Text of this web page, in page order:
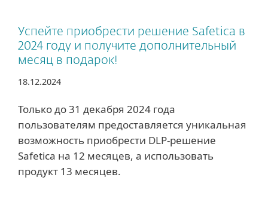
Успейте приобрести решение Safetica в
2024 году и получите дополнительный
месяц в подарок!
18.12.2024
Только до 31 декабря 2024 года
пользователям предоставляется уникальная
возможность приобрести DLP-решение
Safetica на 12 месяцев, а использовать
продукт 13 месяцев.